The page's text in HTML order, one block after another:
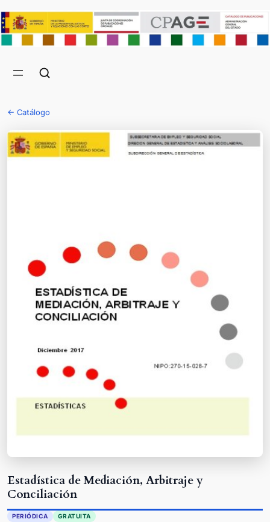
← Catálogo
Estadística de Mediación, Arbitraje y
Conciliación
PERIÓDICA GRATUITA